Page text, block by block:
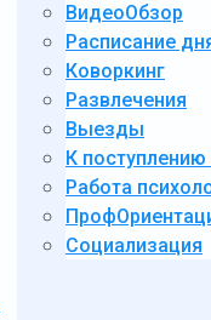
ВидеоОбзор
Расписание
Коворкинг
Развлечения
Выезды
К поступлению
Работа
Социализация